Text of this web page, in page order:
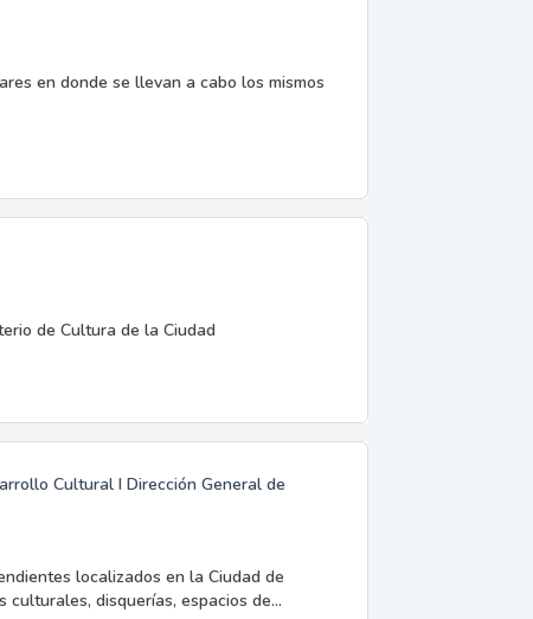
en donde se llevan a cabo los mismos
de Cultura de la Ciudad
Cultural I Dirección General de
localizados en la Ciudad de
disquerías, espacios de...